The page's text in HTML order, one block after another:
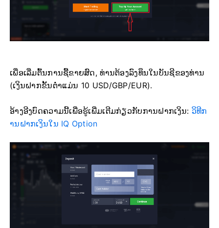
ເພື່ອເລີ່ມຕົ້ນການຊື້ຂາຍສົດ, ທ່ານຕ້ອງລົງທຶນໃນບັນຊີຂອງທ່ານ
(ເງິນຝາກຂັ້ນຕ່ຳແມ່ນ 10 USD/GBP/EUR).
ອ້າງອີງບົດຄວາມນີ້ເພື່ອຮູ້ເພີ່ມເຕີມກ່ຽວກັບການຝາກເງິນ: ວິທີກ
ານຝາກເງິນໃນ IQ Option